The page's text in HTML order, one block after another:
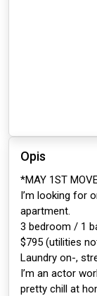
Opis
*MAY 1ST
I’m looking for
apartment.
3 bedroom / 1
$795 (utilities
Laundry on-,
I’m an actor
pretty chill at